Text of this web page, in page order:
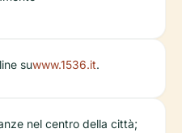
suwww.1536.it.
nel centro della città;